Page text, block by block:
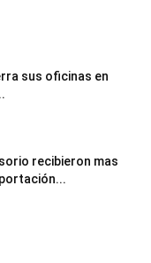
sus oficinas en
recibieron mas